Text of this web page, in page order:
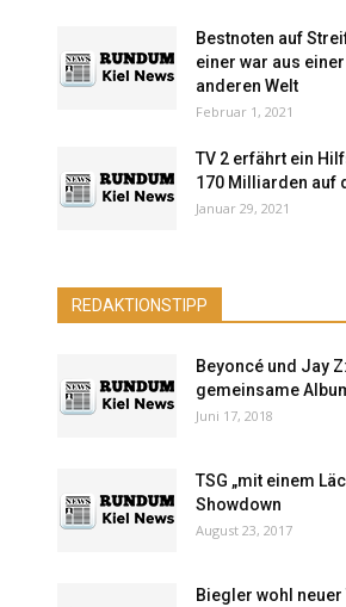
Bestnoten auf
einer war aus
anderen Welt
Februar 1, 2021
TV 2 erfährt ein
170 Milliarden auf
Januar 29, 2021
REDAKTIONSTIPP
Beyoncé und Jay
gemeinsame
Juni 17, 2018
TSG „mit einem
Showdown
August 23, 2017
Biegler wohl